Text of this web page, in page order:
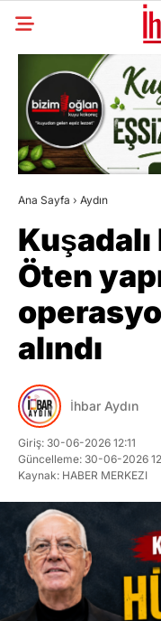
Ana Sayfa › Aydın
Öten
alındı
İhbar Aydın
Giriş: 30-06-2026 12:11
Güncelleme: 30-06-2026
Kaynak: HABER MERKEZI